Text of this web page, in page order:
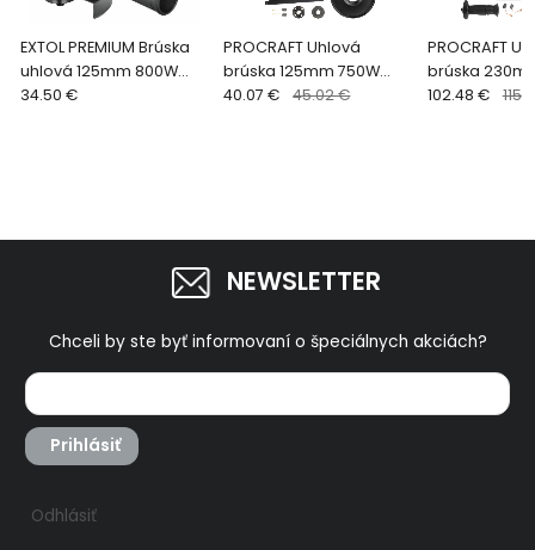
EXTOL PREMIUM Brúska
uhlová 125mm 800W
8892024
34.50 €
PROCRAFT Uhlová
brúska 125mm 750W
PW750
40.07 € 45.02 €
PROCRAFT
brúska
PW2650
102.48 €
NEWSLETTER
Chceli by ste byť informovaní o špeciálnych akciách?
Prihlásiť
Odhlásiť